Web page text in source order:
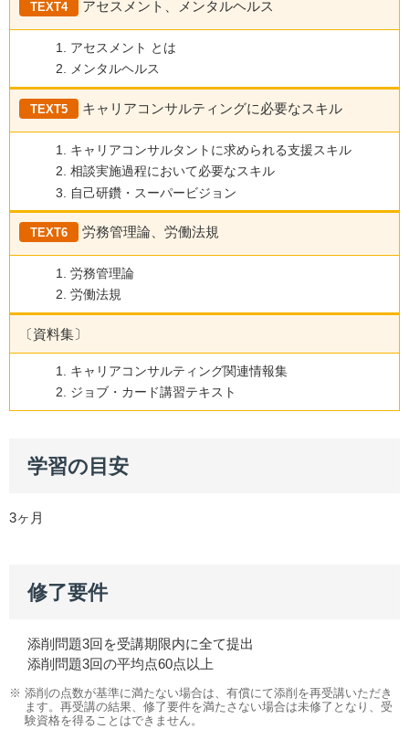
TEXT4 アセスメント、メンタルヘルス
アセスメント とは
メンタルヘルス
TEXT5 キャリアコンサルティングに必要なスキル
キャリアコンサルタントに求められる支援スキル
相談実施過程において必要なスキル
自己研鑽・スーパービジョン
TEXT6 労務管理論、労働法規
労務管理論
労働法規
〔資料集〕
キャリアコンサルティング関連情報集
ジョブ・カード講習テキスト
学習の目安
3ヶ月
修了要件
添削問題3回を受講期限内に全て提出
添削問題3回の平均点60点以上
※ 添削の点数が基準に満たない場合は、有償にて添削を再受講いただき
ます。再受講の結果、修了要件を満たさない場合は未修了となり、受
験資格を得ることはできません。